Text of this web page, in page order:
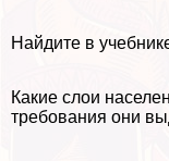
Найдите в
Какие слои
требования они